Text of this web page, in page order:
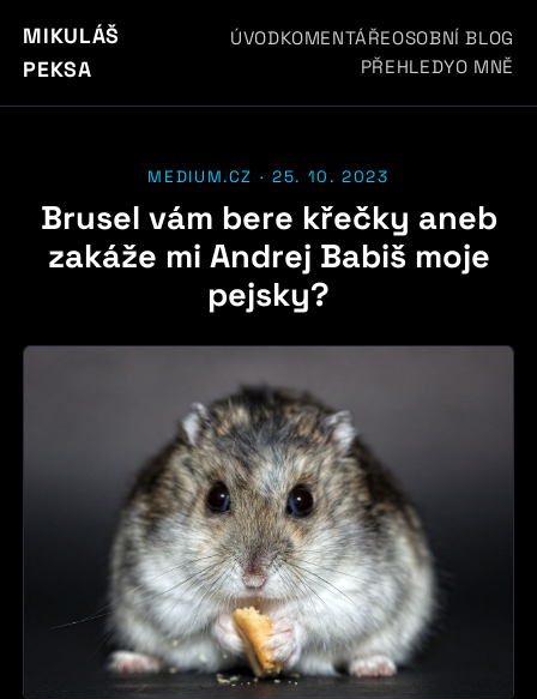
MIKULÁŠ
PEKSA
ÚVODKOMENTÁŘEOSOBNÍ BLOG
PŘEHLEDYO MNĚ
MEDIUM.CZ · 25. 10. 2023
Brusel vám bere křečky aneb
zakáže mi Andrej Babiš moje
pejsky?